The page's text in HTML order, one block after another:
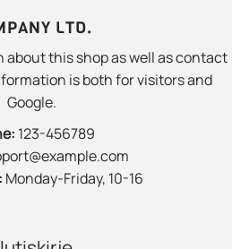
LTD.
about this shop as well as contact
is both for visitors and
Google.
123-456789
Monday-Friday, 10-16